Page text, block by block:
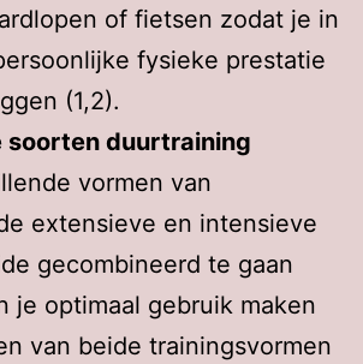
of fietsen zodat je in
fysieke prestatie
(1,2).
soorten duurtraining
vormen van
extensieve en intensieve
gecombineerd te gaan
je optimaal gebruik maken
van beide trainingsvormen